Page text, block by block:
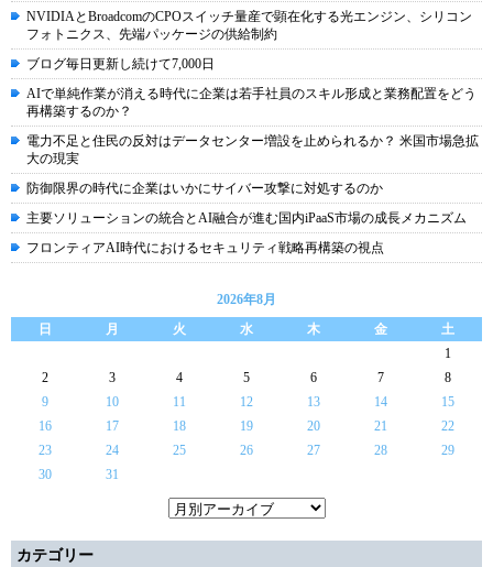
NVIDIAとBroadcomのCPOスイッチ量産で顕在化する光エンジン、シリコン
フォトニクス、先端パッケージの供給制約
ブログ毎日更新し続けて7,000日
AIで単純作業が消える時代に企業は若手社員のスキル形成と業務配置をどう
再構築するのか？
電力不足と住民の反対はデータセンター増設を止められるか？ 米国市場急拡
大の現実
防御限界の時代に企業はいかにサイバー攻撃に対処するのか
主要ソリューションの統合とAI融合が進む国内iPaaS市場の成長メカニズム
フロンティアAI時代におけるセキュリティ戦略再構築の視点
2026年8月
日
月 火 水 木 金
土
1
2
3 4 5 6 7
8
9
10 11 12 13 14
15
16
17 18 19 20 21
22
23
24 25 26 27 28
29
30
31
カテゴリー